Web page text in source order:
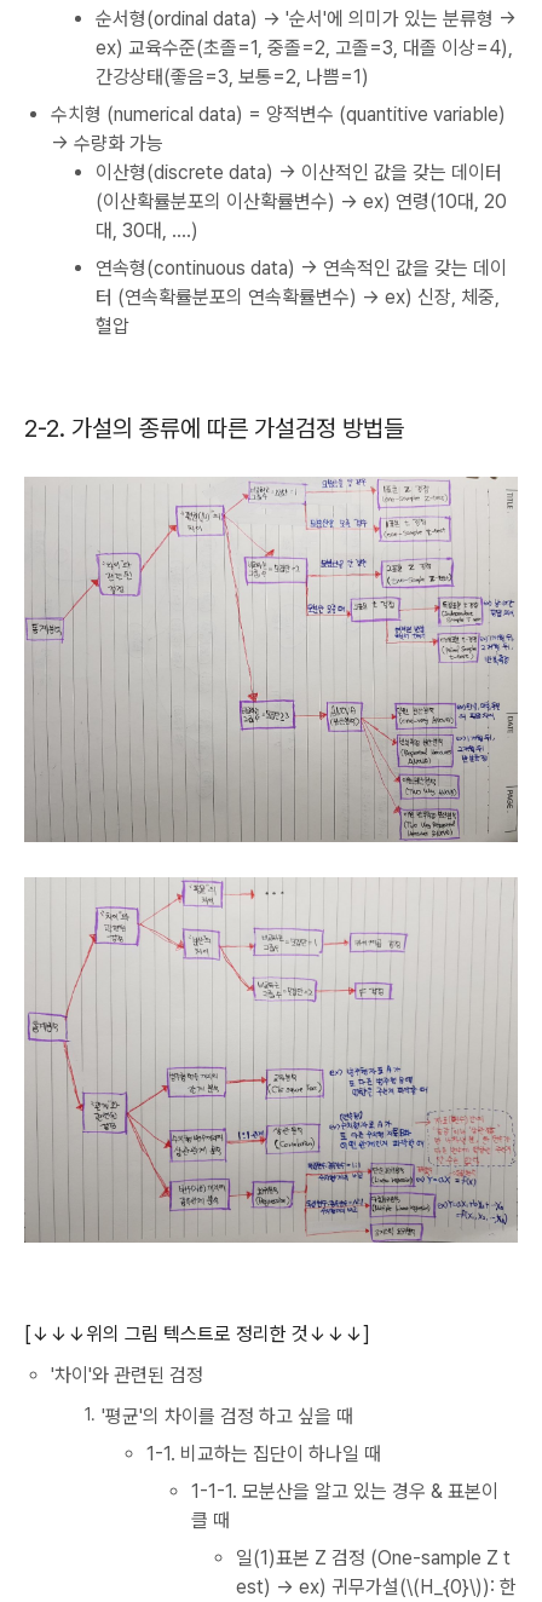
순서형(ordinal data) → '순서'에 의미가 있는 분류형 →
ex) 교육수준(초졸=1, 중졸=2, 고졸=3, 대졸 이상=4),
간강상태(좋음=3, 보통=2, 나쁨=1)
수치형 (numerical data) = 양적변수 (quantitive variable)
→ 수량화 가능
이산형(discrete data) → 이산적인 값을 갖는 데이터
(이산확률분포의 이산확률변수) → ex) 연령(10대, 20
대, 30대, ....)
연속형(continuous data) → 연속적인 값을 갖는 데이
터 (연속확률분포의 연속확률변수) → ex) 신장, 체중,
혈압
2-2. 가설의 종류에 따른 가설검정 방법들
[↓↓↓위의 그림 텍스트로 정리한 것↓↓↓]
'차이'와 관련된 검정
'평균'의 차이를 검정 하고 싶을 때
1-1. 비교하는 집단이 하나일 때
1-1-1. 모분산을 알고 있는 경우 & 표본이
클 때
일(1)표본 Z 검정 (One-sample Z t
est) → ex) 귀무가설(\(H_{0}\)): 한